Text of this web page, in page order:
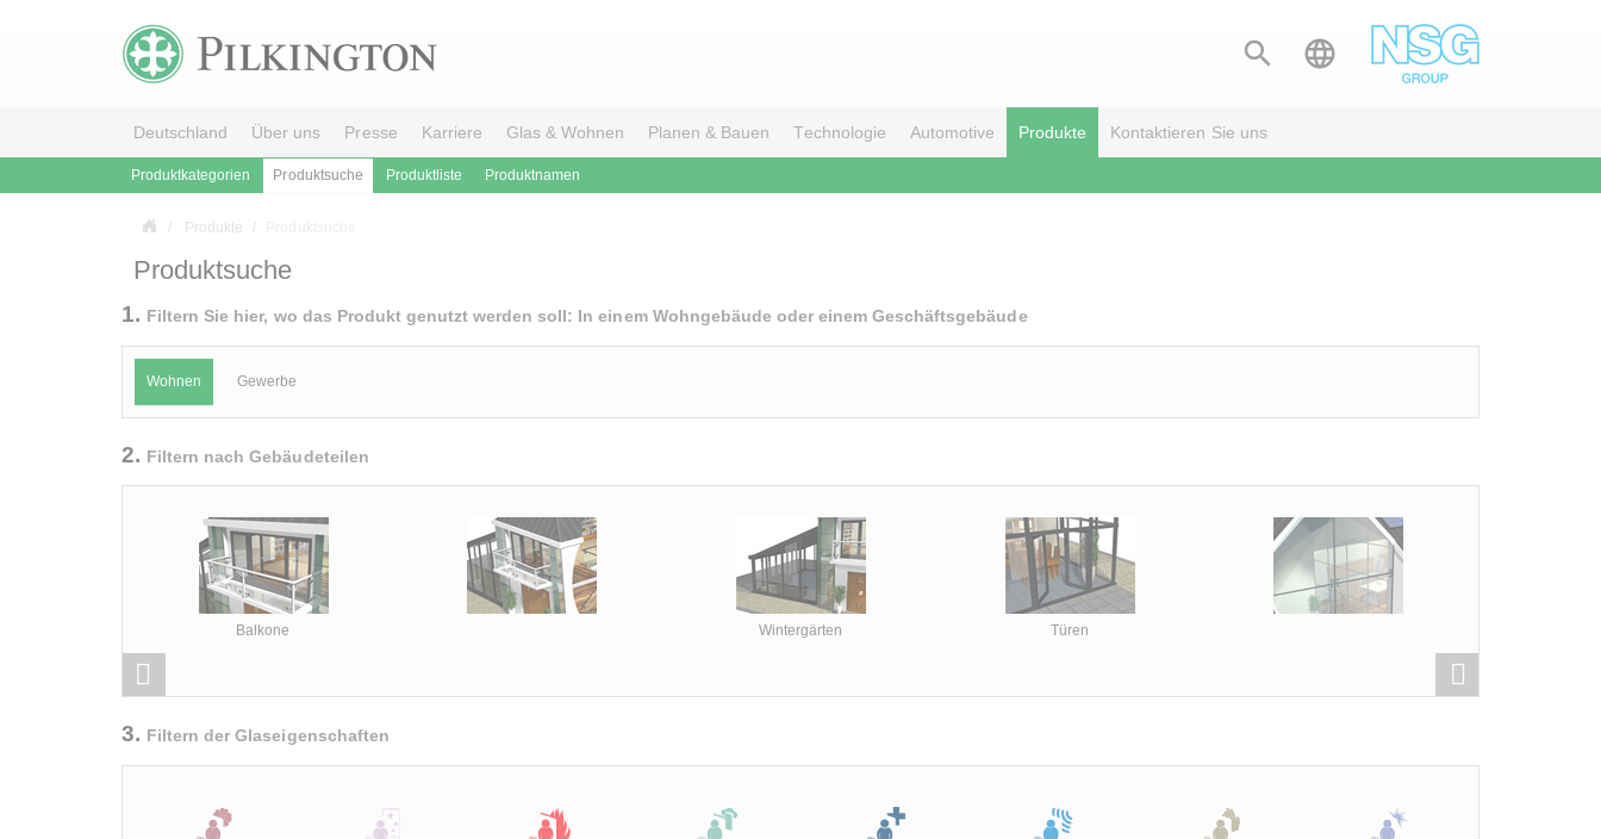
 
Deutschland Über uns Presse Karriere Glas & Wohnen Planen & Bauen Technologie Automotive Produkte Kontaktieren Sie uns
Produktkategorien Produktsuche Produktliste Produktnamen
Produkte
Produktsuche
1. Filtern Sie hier, wo das Produkt genutzt werden soll: In einem Wohngebäude oder einem Geschäftsgebäude
Wohnen Gewerbe
2. Filtern nach Gebäudeteilen
Balkone Wintergärten Türen
3. Filtern der Glaseigenschaften